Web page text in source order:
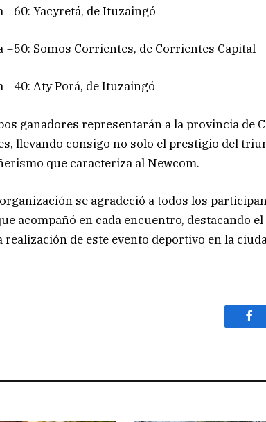
+60: Yacyretá, de Ituzaingó
+50: Somos Corrientes, de Corrientes Capital
+40: Aty Porá, de Ituzaingó
ganadores representarán a la provincia de
llevando consigo no solo el prestigio del
que caracteriza al Newcom.
se agradeció a todos los
acompañó en cada encuentro, destacando
realización de este evento deportivo en la